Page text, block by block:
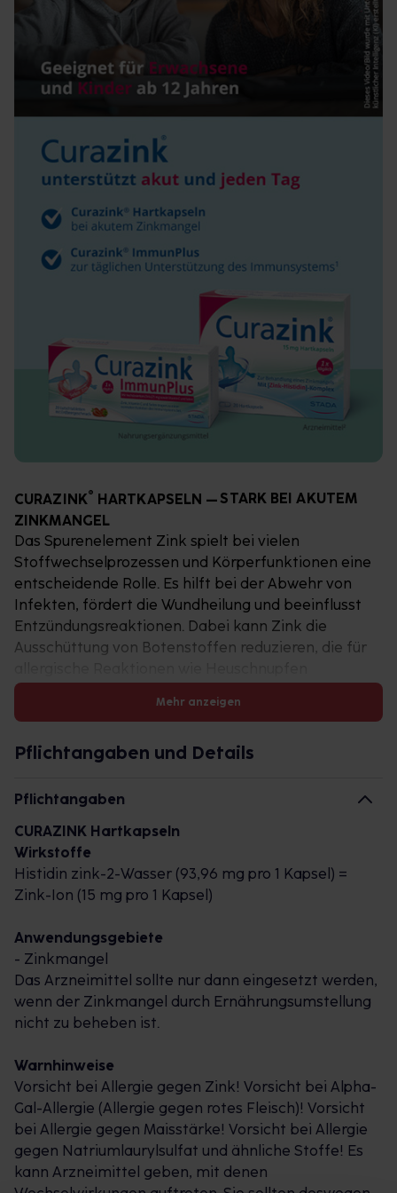
CURAZINK® HARTKAPSELN – STARK BEI AKUTEM
ZINKMANGEL
Das Spurenelement Zink spielt bei vielen
Stoffwechselprozessen und Körperfunktionen eine
entscheidende Rolle. Es hilft bei der Abwehr von
Infekten, fördert die Wundheilung und beeinflusst
Entzündungsreaktionen. Dabei kann Zink die
Ausschüttung von Botenstoffen reduzieren, die für
verantwortlich sind. Wachstumsprozesse und
Zellteilung sind zudem auf Zink angewiesen,
zuletzt sind gesunde Haut, volles Haar und
ausreichenden Zinkstatus des Körpers abhängig.
Curazink® wird zur Behandlung von klinisch
gesicherten Zinkmangelzuständen angewendet,
sofern diese nicht durch Ernährungsumstellung
Einzigartiger Zink-Histidin-Komplex: Besonders
gut vom Körper verwertbar für schnelle und
effiziente Zink-Aufnahme in die Zellen
Curazink ®
Hartkapseln können zu Mahlzeiten
Nur eine Kapsel täglich gegen akuten Zinkmangel
Für Kinder ab 12 Jahren, Jugendliche und
Erwachsene geeignet
Gluten- und laktosefrei
WARUM CURAZINK
HARTKAPSELN?
Mehr anzeigen
Pflichtangaben und Details
Pflichtangaben
CURAZINK Hartkapseln
Wirkstoffe
Histidin zink-2-Wasser (93,96 mg pro 1 Kapsel) =
Zink-Ion (15 mg pro 1 Kapsel)
Anwendungsgebiete
- Zinkmangel
Das Arzneimittel sollte nur dann eingesetzt werden,
wenn der Zinkmangel durch Ernährungsumstellung
nicht zu beheben ist.
Warnhinweise
Vorsicht bei Allergie gegen Zink! Vorsicht bei Alpha-
Gal-Allergie (Allergie gegen rotes Fleisch)! Vorsicht
bei Allergie gegen Maisstärke! Vorsicht bei Allergie
gegen Natriumlaurylsulfat und ähnliche Stoffe! Es
kann Arzneimittel geben, mit denen